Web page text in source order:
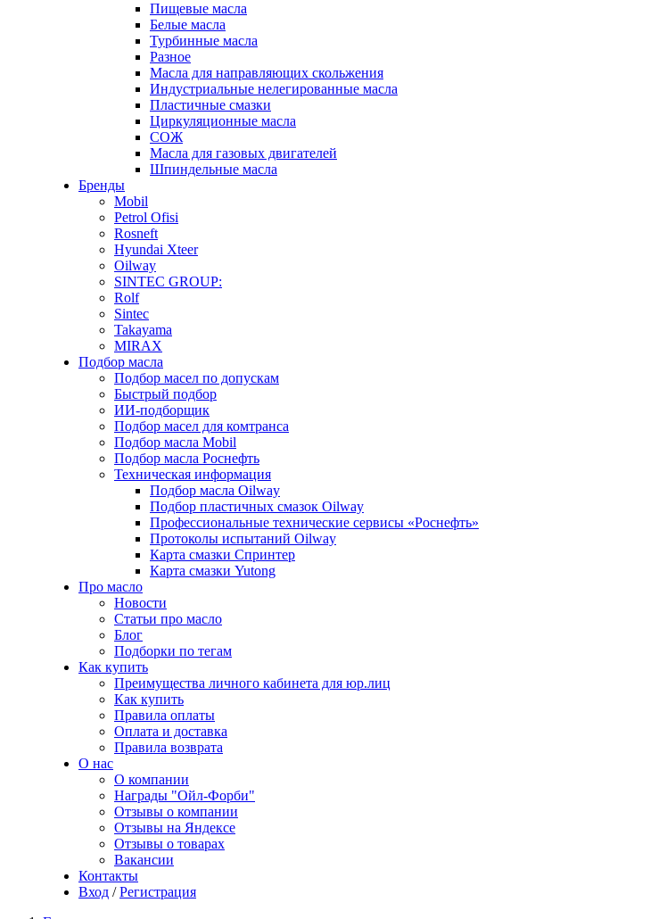
Пищевые масла
Белые масла
Турбинные масла
Разное
Масла для направляющих скольжения
Индустриальные нелегированные масла
Пластичные смазки
Циркуляционные масла
СОЖ
Масла для газовых двигателей
Шпиндельные масла
Бренды
Mobil
Petrol Ofisi
Rosneft
Hyundai Xteer
Oilway
SINTEC GROUP:
Rolf
Sintec
Takayama
MIRAX
Подбор масла
Подбор масел по допускам
Быстрый подбор
ИИ-подборщик
Подбор масел для комтранса
Подбор масла Mobil
Подбор масла Роснефть
Техническая информация
Подбор масла Oilway
Подбор пластичных смазок Oilway
Профессиональные технические сервисы «Роснефть»
Протоколы испытаний Oilway
Карта смазки Спринтер
Карта смазки Yutong
Про масло
Новости
Статьи про масло
Блог
Подборки по тегам
Как купить
Преимущества личного кабинета для юр.лиц
Как купить
Правила оплаты
Оплата и доставка
Правила возврата
О нас
О компании
Награды "Ойл-Форби"
Отзывы о компании
Отзывы на Яндексе
Отзывы о товарах
Вакансии
Контакты
Вход / Регистрация